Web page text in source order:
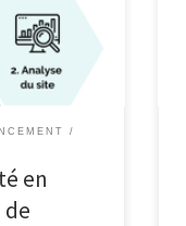
pour toute
il vise à
en
de